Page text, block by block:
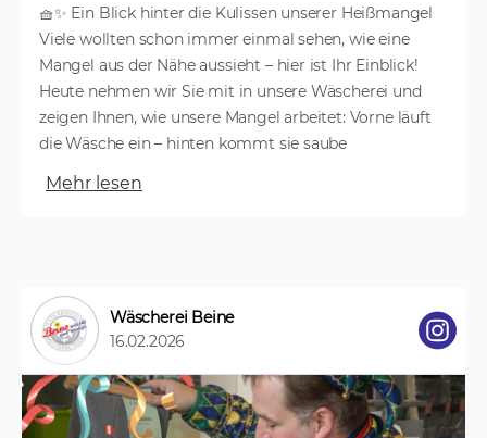
🧺✨ Ein Blick hinter die Kulissen unserer Heißmangel
Viele wollten schon immer einmal sehen, wie eine
Mangel aus der Nähe aussieht – hier ist Ihr Einblick!
Heute nehmen wir Sie mit in unsere Wäscherei und
zeigen Ihnen, wie unsere Mangel arbeitet: Vorne läuft
die Wäsche ein – hinten kommt sie saube
Mehr lesen
Wäscherei Beine
16.02.2026